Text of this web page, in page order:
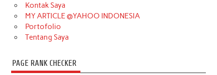
Kontak Saya
MY ARTICLE @YAHOO INDONESIA
Portofolio
Tentang Saya
PAGE RANK CHECKER